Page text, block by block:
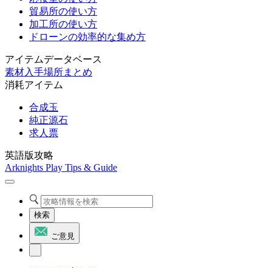
貿易所の使い方
加工所の使い方
ドローンの効率的な集め方
アイテムデータベース
素材入手場所まとめ
消耗アイテム
合成玉
純正源石
求人票
英語版攻略
Arknights Play Tips & Guide
検索
ご意見